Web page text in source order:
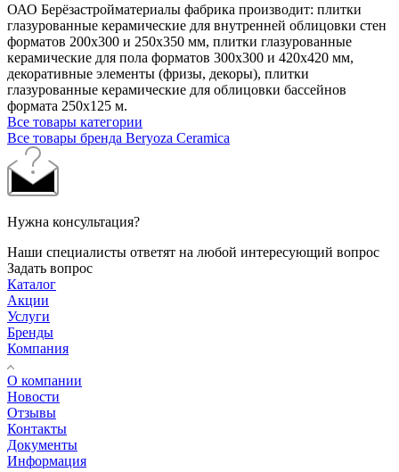
ОАО Берёзастройматериалы фабрика производит: плитки
глазурованные керамические для внутренней облицовки стен
форматов 200х300 и 250х350 мм, плитки глазурованные
керамические для пола форматов 300х300 и 420х420 мм,
декоративные элементы (фризы, декоры), плитки
глазурованные керамические для облицовки бассейнов
формата 250х125 м.
Все товары категории
Все товары бренда Beryoza Ceramica
Нужна консультация?
Наши специалисты ответят на любой интересующий вопрос
Задать вопрос
Каталог
Акции
Услуги
Бренды
Компания
О компании
Новости
Отзывы
Контакты
Документы
Информация